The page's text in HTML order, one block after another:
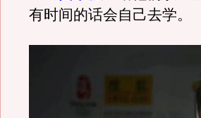
有时间的话会自己去学。